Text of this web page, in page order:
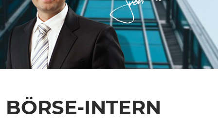
BÖRSE-INTERN